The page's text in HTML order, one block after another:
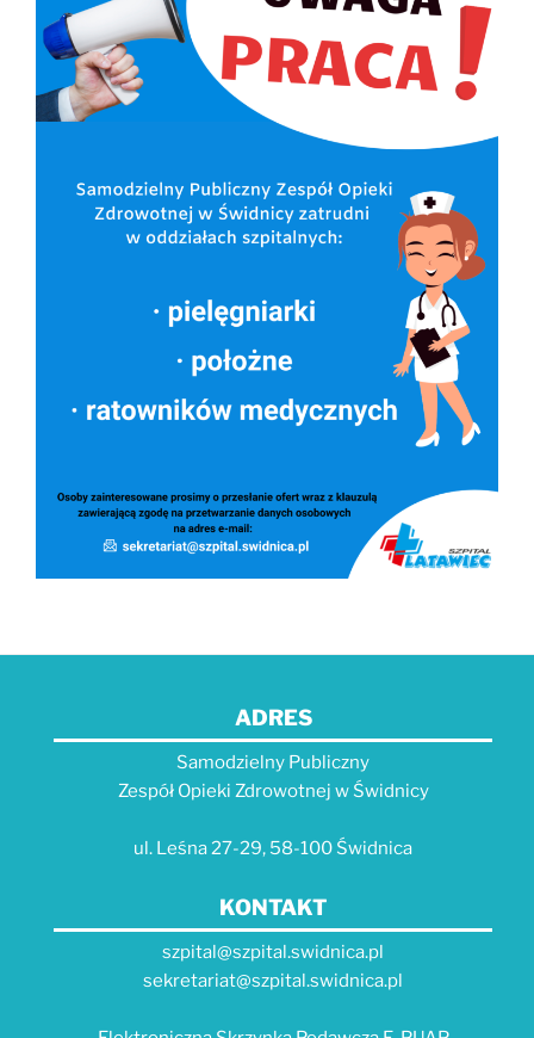
ADRES
Samodzielny Publiczny
Zespół Opieki Zdrowotnej w Świdnicy
ul. Leśna 27-29, 58-100 Świdnica
KONTAKT
szpital@szpital.swidnica.pl
sekretariat@szpital.swidnica.pl